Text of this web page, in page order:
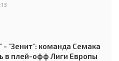
"Зенит": команда Семака
в плей-офф Лиги Европы